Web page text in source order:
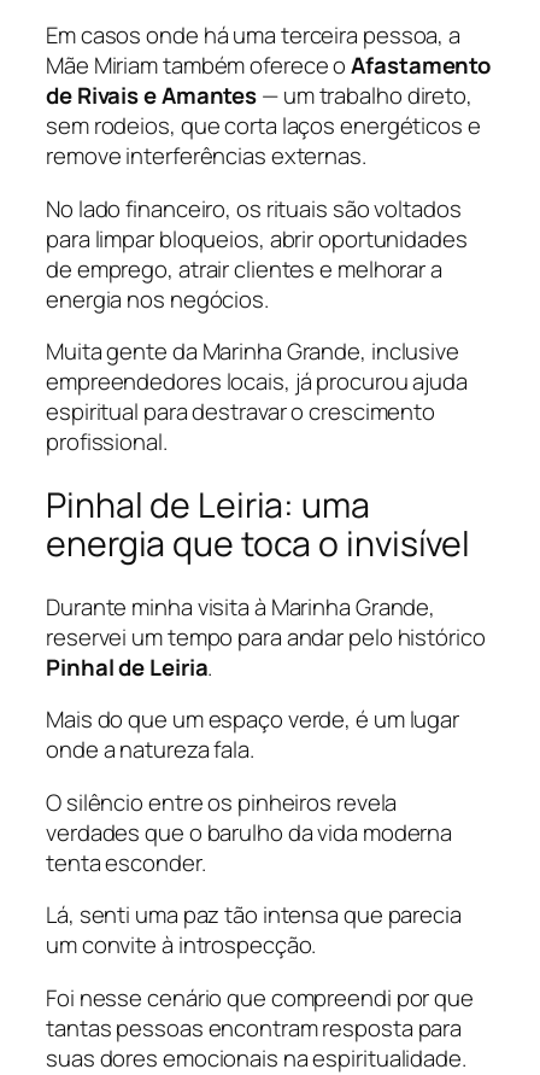
Em casos onde há uma terceira pessoa, a
Mãe Miriam também oferece oAfastamento
de Rivais e Amantes— um trabalho direto,
sem rodeios, que corta laços energéticos e
remove interferências externas.
No lado financeiro, os rituais são voltados
para limpar bloqueios, abrir oportunidades
de emprego, atrair clientes e melhorar a
energia nos negócios.
Muita gente da Marinha Grande, inclusive
empreendedores locais, já procurou ajuda
espiritual para destravar o crescimento
profissional.
Pinhal de Leiria: uma
energia que toca o invisível
Durante minha visita à Marinha Grande,
reservei um tempo para andar pelo histórico
Pinhal de Leiria.
Mais do que um espaço verde, é um lugar
onde a natureza fala.
O silêncio entre os pinheiros revela
verdades que o barulho da vida moderna
tenta esconder.
Lá, senti uma paz tão intensa que parecia
um convite à introspecção.
Foi nesse cenário que compreendi por que
tantas pessoas encontram resposta para
suas dores emocionais na espiritualidade.